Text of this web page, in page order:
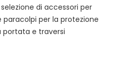
di accessori per
per la protezione
e traversi